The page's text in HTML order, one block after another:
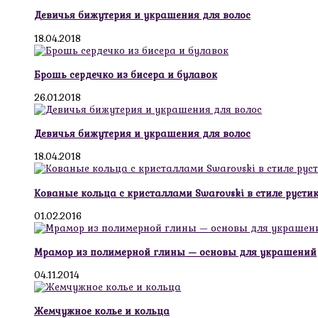
Девичья бижутерия и украшения для волос
18.04.2018
Брошь сердечко из бисера и булавок
26.01.2018
Девичья бижутерия и украшения для волос
18.04.2018
Кованые кольца с кристаллами Swarovski в стиле рустик
01.02.2016
Мрамор из полимерной глины — основы для украшений
04.11.2014
Жемчужное колье и кольца